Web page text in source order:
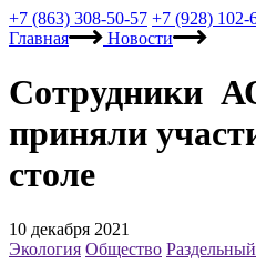
+7 (863) 308-50-57 +7 (928) 102-
Главная
Новости
Сотрудники
приняли
столе
10 декабря 2021
Экология Общество